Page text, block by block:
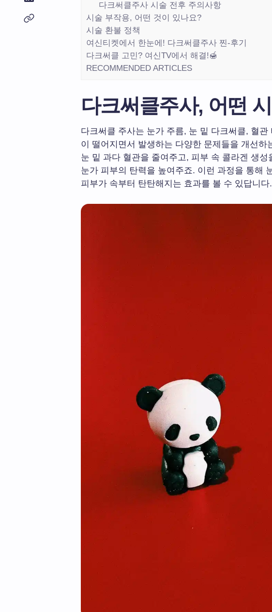
다크써클주사 시술 전후 주의사항
시술 부작용, 어떤 것이 있나요?
시술 환불 정책
여신티켓에서 한눈에! 다크써클주사 찐-후기
다크써클 고민? 여신TV에서 해결!🍯
RECOMMENDED ARTICLES
다크써클주사, 어떤
다크써클 주사는 눈가 주름, 눈 밑 다크써클, 혈
이 떨어지면서 발생하는 다양한 문제들을 개선하
눈 밑 과다 혈관을 줄여주고, 피부 속 콜라겐 생
눈가 피부의 탄력을 높여주죠. 이런 과정을 통해
피부가 속부터 탄탄해지는 효과를 볼 수 있답니다.